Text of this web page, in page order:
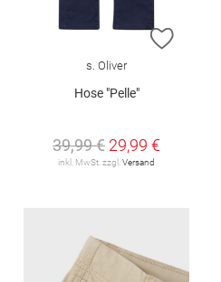
ZUR
s. Oliver
Hose "Pelle"
39,99 € 29,99 €
inkl. MwSt. zzgl.Versand